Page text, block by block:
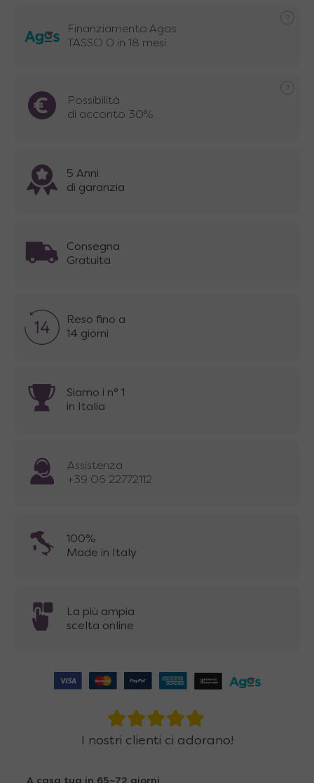
Finanziamento Agos
TASSO 0 in 18 mesi
Possibilità
di acconto 30%
5 Anni
di garanzia
Consegna
Gratuita
Reso fino a
14 giorni
Siamo i n° 1
in Italia
Assistenza
+39 06 22772112
100%
Made in Italy
La più ampia
scelta online
I nostri clienti ci adorano!